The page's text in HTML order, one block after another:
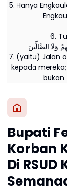
5. Hanya
6.
وَلَا الضَّالِّينَ
7. (yaitu) Jalan
kepada
bukan
Bupati
Korban
Di